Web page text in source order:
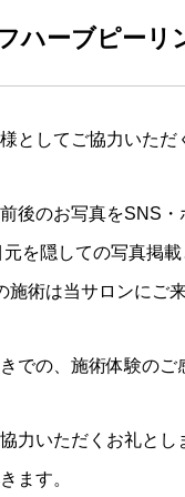
ハーブピーリ
としてご協力いただ
後のお写真をSNS
元を隠しての写真掲
施術は当サロンにご
での、施術体験の
力いただくお礼と
ます。